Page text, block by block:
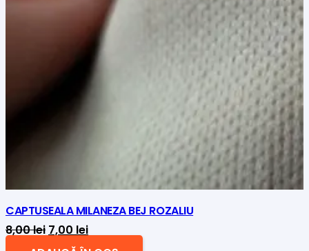
CAPTUSEALA MILANEZA BEJ ROZALIU
8,00lei Prețul
7,00 leiPrețul